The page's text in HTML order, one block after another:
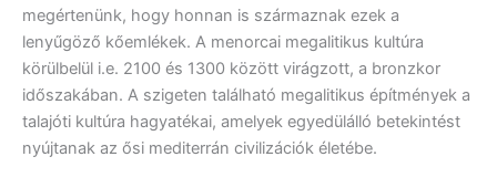
megértenünk, hogy honnan is származnak ezek a
lenyűgöző kőemlékek. A menorcai megalitikus kultúra
körülbelül i.e. 2100 és 1300 között virágzott, a bronzkor
időszakában. A szigeten található megalitikus építmények a
talajóti kultúra hagyatékai, amelyek egyedülálló betekintést
nyújtanak az ősi mediterrán civilizációk életébe.